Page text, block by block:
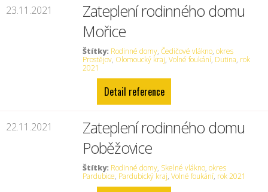
23.11.2021
Zateplení rodinného domu
Mořice
Štítky: Rodinné domy,Čedičové vlákno,okres
Prostějov, Olomoucký kraj,Volné foukání, Dutina, rok
2021
Detail reference
22.11.2021
Zateplení rodinného domu
Poběžovice
Štítky: Rodinné domy, Skelné vlákno,okres
Pardubice, Pardubický kraj,Volné foukání, rok 2021